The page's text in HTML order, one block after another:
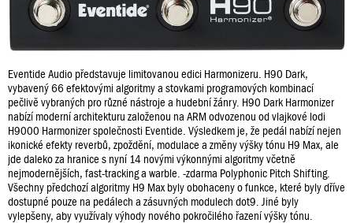
Eventide Audio představuje limitovanou edici Harmonizeru. H90 Dark,
vybavený 66 efektovými algoritmy a stovkami programových kombinací
pečlivě vybraných pro různé nástroje a hudební žánry. H90 Dark Harmonizer
nabízí moderní architekturu založenou na ARM odvozenou od vlajkové lodi
H9000 Harmonizer společnosti Eventide. Výsledkem je, že pedál nabízí nejen
ikonické efekty reverbů, zpoždění, modulace a změny výšky tónu H9 Max, ale
jde daleko za hranice s nyní 14 novými výkonnými algoritmy včetně
nejmodernějších, fast-tracking a warble. -zdarma Polyphonic Pitch Shifting.
Všechny předchozí algoritmy H9 Max byly obohaceny o funkce, které byly dříve
dostupné pouze na pedálech a zásuvných modulech dot9. Jiné byly
vylepšeny, aby využívaly výhody nového pokročilého řazení výšky tónu.